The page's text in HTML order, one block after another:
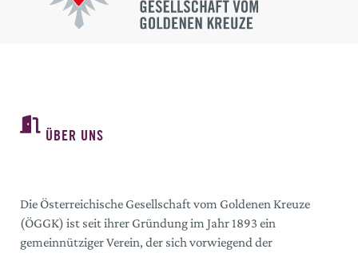
ÜBER UNS
Die Österreichische Gesellschaft vom Goldenen Kreuze
(ÖGGK) ist seit ihrer Gründung im Jahr 1893 ein
gemeinnütziger Verein, der sich vorwiegend der